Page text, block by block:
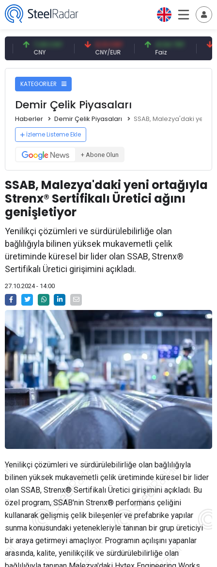
7,09 CNY 0,13 CNY
CNY/EUR
41,54 TRY
KATEGORİLER
Demir Çelik Piyasaları
Haberler Demir Çelik Piyasaları SSAB, Malezya'daki yeni
İzleme Listeme Ekle
+ Abone Olun
SSAB, Malezya'daki yeni ortağıyla
Strenx® Sertifikalı Üretici ağını
genişletiyor
Yenilikçi çözümleri ve sürdürülebilirliğe olan
bağlılığıyla bilinen yüksek mukavemetli çelik
üretiminde küresel bir lider olan SSAB, Strenx®
Sertifikalı Üretici girişimini açıkladı.
27.10.2024 - 14:00
Yenilikçi çözümleri ve sürdürülebilirliğe olan bağlılığıyla
bilinen yüksek mukavemetli çelik üretiminde küresel bir lider
olan SSAB, Strenx® Sertifikalı Üretici girişimini açıkladı. Bu
özel program, SSAB'nin Strenx® performans çeliğini
kullanarak gelişmiş çelik bileşenler ve prefabrike yapılar
sunma konusundaki yetenekleriyle tanınan bir grup üreticiyi
bir araya getirmeyi amaçlıyor. Programın açılışını yapanlar
arasında, kalite, yenilikçilik ve sürdürülebilirliğe olan